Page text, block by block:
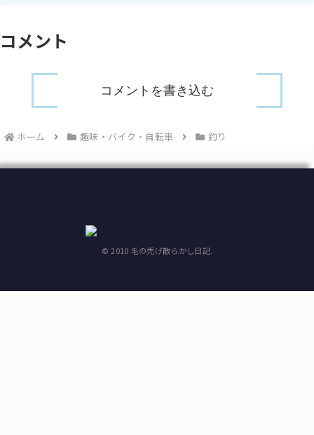
コメント
コメントを書き込む
ホーム 趣味・バイク・自転車 釣り
© 2010 毛の禿げ散らかし日記.